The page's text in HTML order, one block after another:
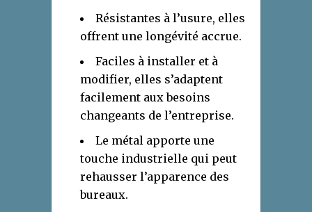
Résistantes à l’usure, elles
offrent une longévité accrue.
Faciles à installer et à
modifier, elles s’adaptent
facilement aux besoins
changeants de l’entreprise.
Le métal apporte une
touche industrielle qui peut
rehausser l’apparence des
bureaux.